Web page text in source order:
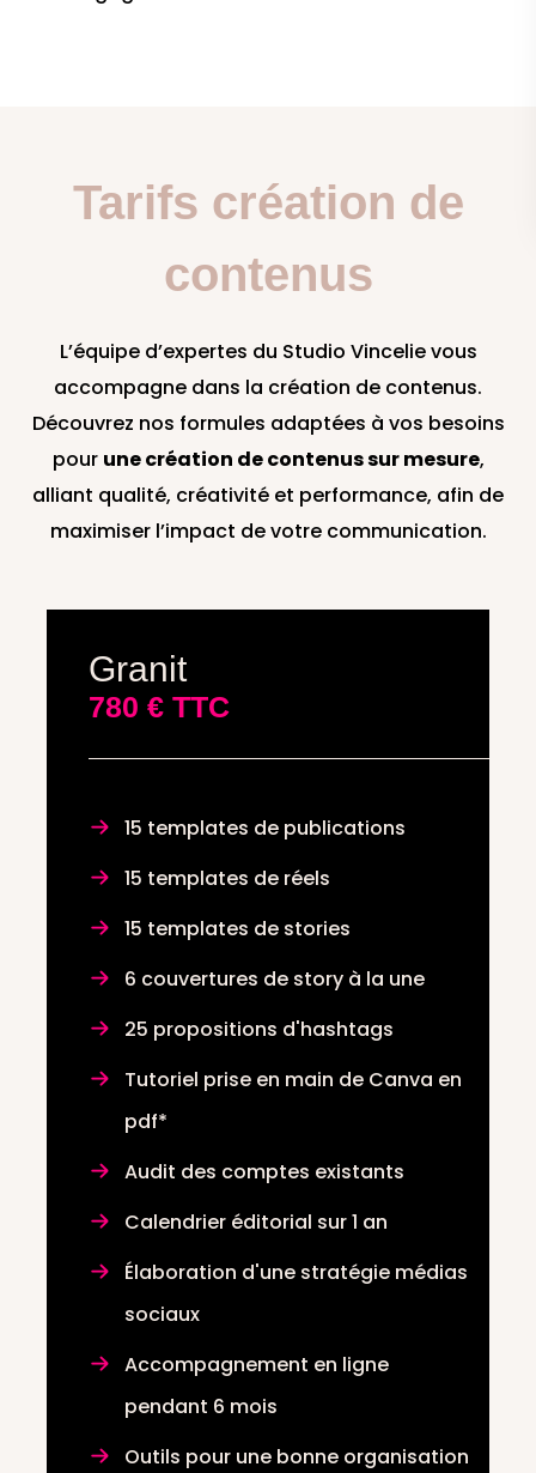
Tarifs création de
contenus
L’équipe d’expertes du Studio Vincelie vous
accompagne dans la création de contenus.
Découvrez nos formules adaptées à vos besoins
pour une création de contenus sur mesure,
alliant qualité, créativité et performance, afin de
maximiser l’impact de votre communication.
Granit
780 € TTC
15 templates de publications
15 templates de réels
15 templates de stories
6 couvertures de story à la une
25 propositions d'hashtags
Tutoriel prise en main de Canva en
pdf*
Audit des comptes existants
Calendrier éditorial sur 1 an
Élaboration d'une stratégie médias
sociaux
Accompagnement en ligne
pendant 6 mois
Outils pour une bonne organisation